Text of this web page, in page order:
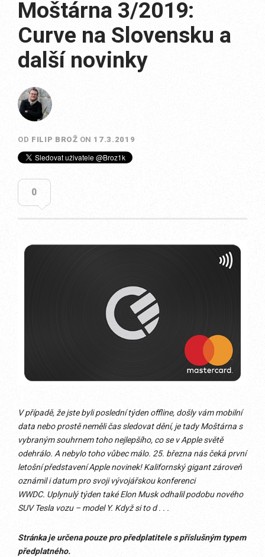
Moštárna 3/2019:
Curve na Slovensku a
další novinky
OD FILIP BROŽ ON 17.3.2019
0
V případě, že jste byli poslední týden offline, došly vám mobilní
data nebo prostě neměli čas sledovat dění, je tady Moštárna s
vybraným souhrnem toho nejlepšího, co se v Apple světě
odehrálo. A nebylo toho vůbec málo. 25. března nás čeká první
letošní představení Apple novinek! Kalifornský gigant zároveň
oznámil i datum pro svoji vývojářskou konferenci
WWDC. Uplynulý týden také Elon Musk odhalil podobu nového
SUV Tesla vozu – model Y. Když si to d . . .
Stránka je určena pouze pro předplatitele s příslušným typem
předplatného.